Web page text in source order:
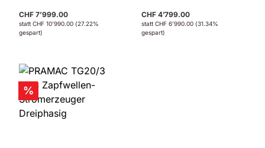
CHF 7’999.00
statt CHF 10’990.00 (27.22%
gespart)
CHF 4’799.00
statt CHF 6’990.00 (31.34%
gespart)
Rabatt
%